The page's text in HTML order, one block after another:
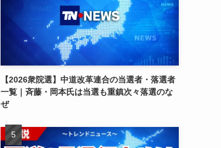
【2026衆院選】中道改革連合の当選者・落選者
一覧｜斉藤・岡本氏は当選も重鎮次々落選のな
ぜ